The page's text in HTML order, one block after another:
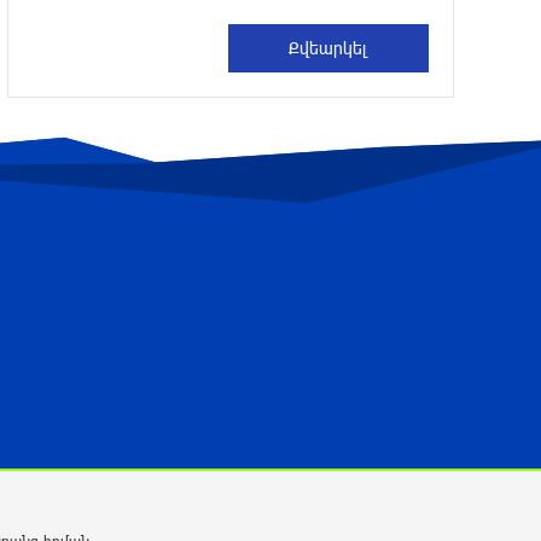
Հրազդանում բացվել է Firebird AI
ընկերության «ԱԲ գործարանը».
Մխիթար Հայրապետյան
Որ հարցնես՝ կասեն՝ եթե խոսենք,